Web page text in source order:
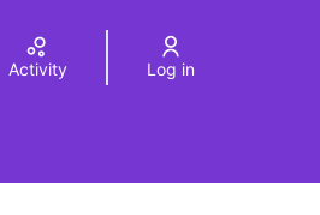
Activity Log in